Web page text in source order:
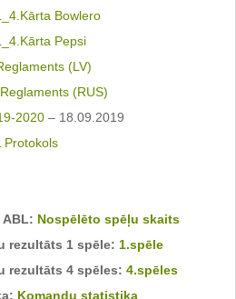
Bowlero
Pepsi
(LV)
(RUS)
2020 – 18.09.2019
Protokols
Nospēlēto spēļu skaits
rezultāts 1 spēle: 1.spēle
rezultāts 4 spēles: 4.spēles
Komandu statistika